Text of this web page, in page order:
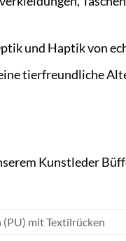
und Haptik von
tierfreundliche
Kunstleder
mit Textilrücken